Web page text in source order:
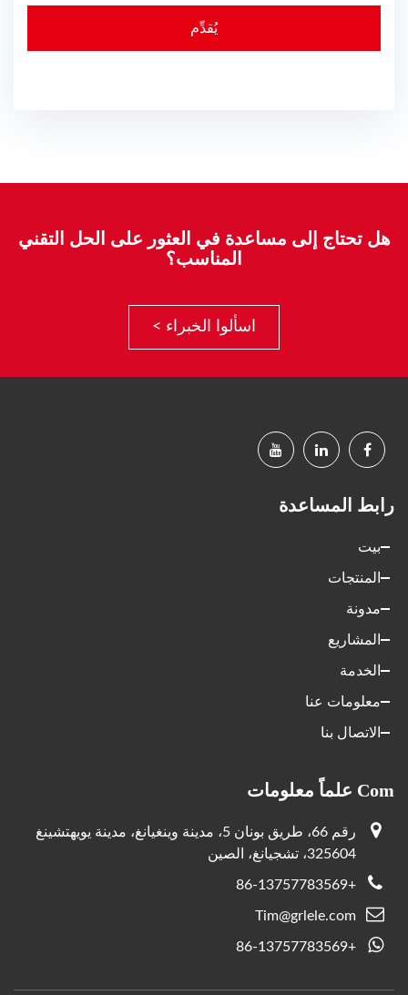
هل تحتاج إلى مساعدة في العثور على الحل التقني
المناسب؟
اسألوا الخبراء >
رابط المساعدة
بيت
المنتجات
مدونة
المشاريع
الخدمة
معلومات عنا
الاتصال بنا
Com علماً معلومات
رقم 66، طريق بونان 5، مدينة وينغيانغ، مدينة يويهتشينغ
325604، تشجيانغ، الصين
+86-13757783569
Tim@grlele.com
+86-13757783569